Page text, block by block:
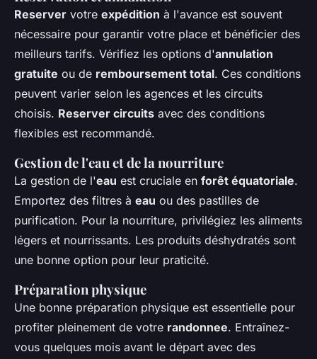
Reserver votre expédition à l'avance est souvent
nécessaire pour garantir votre place et bénéficier des
meilleurs tarifs. Vérifiez les options d'annulation
gratuite ou de remboursement total. Ces conditions
peuvent varier selon les agences et les circuits
choisis. Reserver circuits avec des conditions
flexibles est recommandé.
Gestion de l'eau et de la nourriture
La gestion de l'eau est cruciale en forêt équatoriale.
Emportez des filtres à eau ou des pastilles de
purification. Pour la nourriture, privilégiez les aliments
légers et nourrissants. Les produits déshydratés sont
une bonne option pour leur praticité.
Préparation physique
Une bonne préparation physique est essentielle pour
profiter pleinement de votre randonnee. Entraînez-
vous quelques mois avant le départ avec des